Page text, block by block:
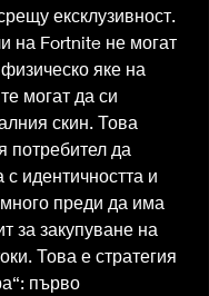
ексклузивност.
на Fortnite не могат
яке на
могат да си
скин. Това
потребител да
идентичността и
преди да има
за закупуване на
Това е стратегия
първо